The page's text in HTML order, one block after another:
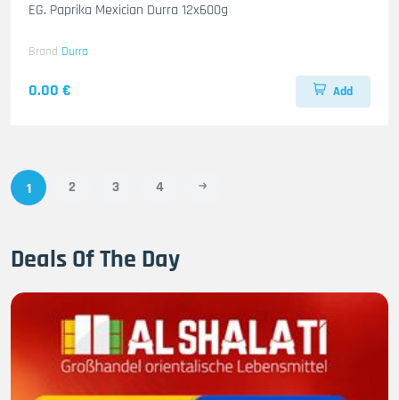
EG. Paprika Mexician Durra 12x600g
Brand Durra
0.00 € Add
1 2 3 4
Deals Of The Day